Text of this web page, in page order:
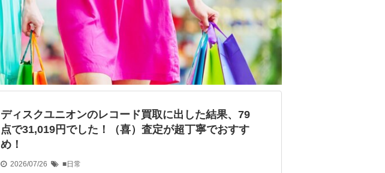
ディスクユニオンのレコード買取に出した結果、79
点で31,019円でした！（喜）査定が超丁寧でおすす
め！
2026/07/26 ■日常